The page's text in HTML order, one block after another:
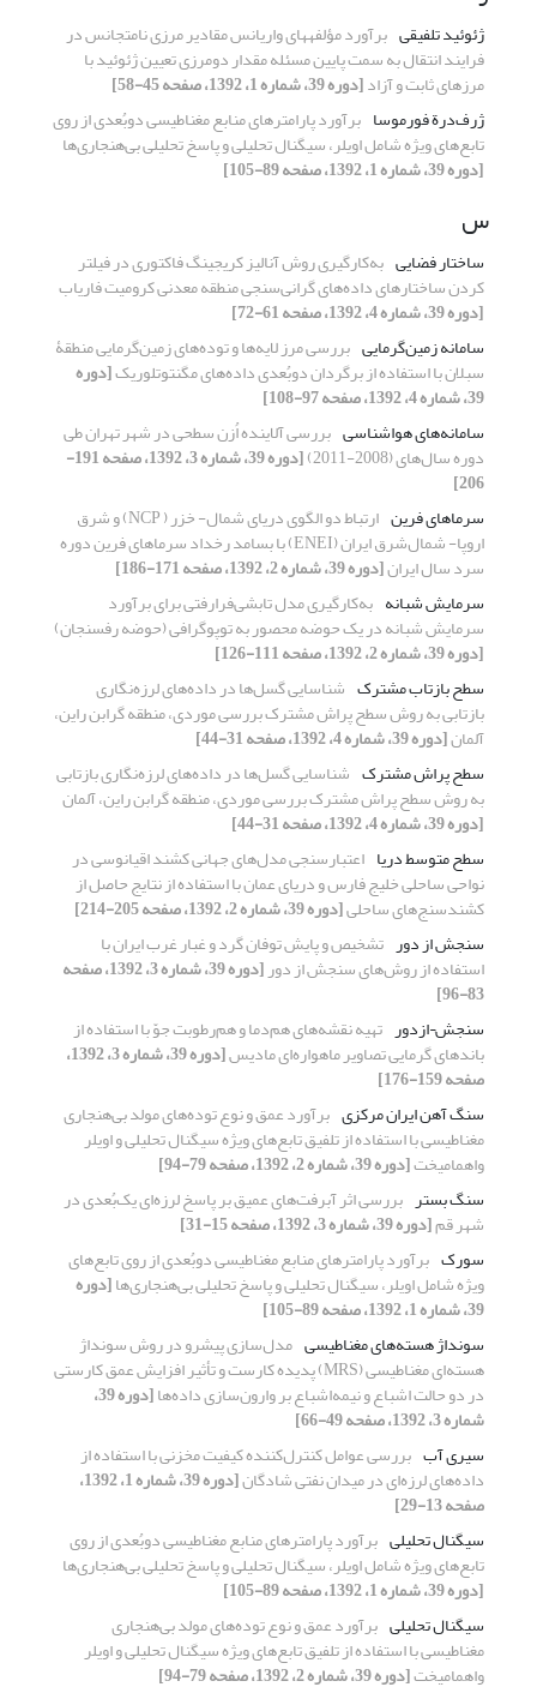
ژئوئید تلفیقی برآورد مؤلفه‎های واریانس مقادیر مرزی نامتجانس در
فرایند انتقال به سمت پایین مسئله مقدار دومرزی تعیین ژئوئید با
مرزهای ثابت و آزاد[دوره 39، شماره 1، 1392، صفحه 45-58]
ژرف‌درة فورموسا برآورد پارامترهای منابع مغناطیسی دوبُعدی از روی
تابع‌های ویژه شامل اویلر، سیگنال تحلیلی و پاسخ تحلیلی بی‌هنجاری‌ها
[دوره 39، شماره 1، 1392، صفحه 89-105]
س
ساختار فضایی به‌کارگیری روش آنالیز کریجینگ فاکتوری در فیلتر
کردن ساختارهای داده‌های گرانی‌سنجی منطقه معدنی کرومیت فاریاب
[دوره 39، شماره 4، 1392، صفحه 61-72]
سامانه زمین‌گرمایی بررسی مرز لایه‌‌‌ها و توده‌‌های زمین‌گرمایی منطقۀ
سبلان با استفاده از برگردان دوبُعدی داده‌های مگنتوتلوریک[دوره
39، شماره 4، 1392، صفحه 97-108]
سامانه‌های هواشناسی بررسی آلاینده اُزن سطحی در شهر تهران طی
دوره سال‌های (2008-2011) [دوره 39، شماره 3، 1392، صفحه 191-
206]
سرماهای فرین
ارتباط دو الگوی دریای شمال- خزر ( NCP) و شرق
اروپا- شمال‌شرق ایران (ENEI) با بسامد رخداد سرماهای فرین دوره
سرد سال ایران[دوره 39، شماره 2، 1392، صفحه 171-186]
سرمایش شبانه به‌‌کارگیری مدل تابشی‌فرارفتی برای برآورد
سرمایش شبانه در یک حوضه محصور به توپوگرافی (حوضه رفسنجان)
[دوره 39، شماره 2، 1392، صفحه 111-126]
سطح بازتاب مشترک شناسایی گسل‌ها در داده‌های لرزه‌نگاری
بازتابی به روش سطح پراش مشترک بررسی موردی، منطقه گرابن راین،
آلمان[دوره 39، شماره 4، 1392، صفحه 31-44]
سطح پراش مشترک شناسایی گسل‌ها در داده‌های لرزه‌نگاری بازتابی
به روش سطح پراش مشترک بررسی موردی، منطقه گرابن راین، آلمان
[دوره 39، شماره 4، 1392، صفحه 31-44]
سطح متوسط دریا اعتبار‌سنجی مدل‌های جهانی کشند اقیانوسی در
نواحی ساحلی خلیج فارس و دریای عمان با استفاده از نتایج حاصل از
کشندسنج‌های ساحلی[دوره 39، شماره 2، 1392، صفحه 205-214]
سنجش از دور تشخیص و پایش توفان گرد و غبار غرب ایران با
استفاده از روش‌‌‌های سنجش از دور [دوره 39، شماره 3، 1392، صفحه
83-96]
سنجش¬ازدور تهیه نقشه‌های هم‌دما و هم‌رطوبت جوّ با استفاده از
باندهای گرمایی تصاویر ماهواره‌ای مادیس [دوره 39، شماره 3، 1392،
صفحه 159-176]
سنگ آهن ایران مرکزی برآورد عمق و نوع توده‌‌های مولد بی‌هنجاری
مغناطیسی با استفاده از تلفیق تابع‌های ویژه سیگنال تحلیلی و اویلر
واهمامیخت[دوره 39، شماره 2، 1392، صفحه 79-94]
سنگ بستر بررسی اثر آبرفت‌های عمیق بر پاسخ لرزه‌ای یک‌بُعدی در
شهر قم[دوره 39، شماره 3، 1392، صفحه 15-31]
سورک برآورد پارامترهای منابع مغناطیسی دوبُعدی از روی تابع‌های
ویژه شامل اویلر، سیگنال تحلیلی و پاسخ تحلیلی بی‌هنجاری‌ها[دوره
39، شماره 1، 1392، صفحه 89-105]
سونداژ هسته‌های مغناطیسی مدل‌سازی پیشرو در روش سونداژ
هسته‌ای مغناطیسی (MRS) پدیده کارست و تأثیر افزایش عمق کارستی
در دو حالت اشباع و نیمه‌اشباع بر وارون‌سازی داده‌ها [دوره 39،
شماره 3، 1392، صفحه 49-66]
سیری آب بررسی عوامل کنترل‌کننده کیفیت مخزنی با استفاده از
داده‌‌‌‌های لرزه‌‌ای در میدان نفتی شادگان [دوره 39، شماره 1، 1392،
صفحه 13-29]
سیگنال تحلیلی برآورد پارامترهای منابع مغناطیسی دوبُعدی از روی
تابع‌های ویژه شامل اویلر، سیگنال تحلیلی و پاسخ تحلیلی بی‌هنجاری‌ها
[دوره 39، شماره 1، 1392، صفحه 89-105]
سیگنال تحلیلی برآورد عمق و نوع توده‌‌های مولد بی‌هنجاری
مغناطیسی با استفاده از تلفیق تابع‌های ویژه سیگنال تحلیلی و اویلر
واهمامیخت[دوره 39، شماره 2، 1392، صفحه 79-94]